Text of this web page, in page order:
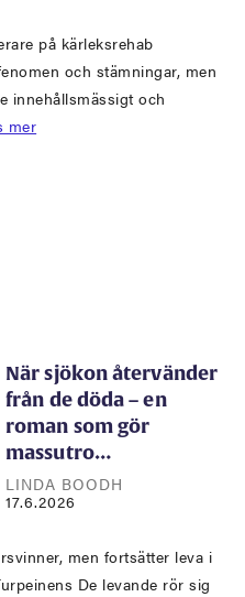
på kärleksrehab
och stämningar, men
innehållsmässigt och
mer
När sjökon återvänder
från de döda – en
roman som gör
massutro…
LINDA BOODH
17.6.2026
men fortsätter leva i
De levande rör sig